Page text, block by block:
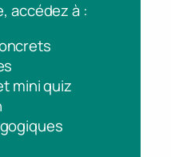
accédez à :
mini quiz